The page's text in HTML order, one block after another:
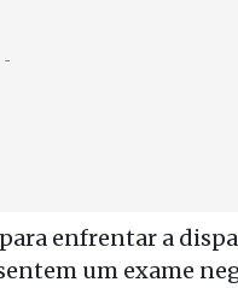
enfrentar a
um exame